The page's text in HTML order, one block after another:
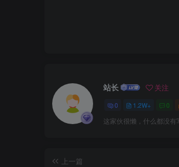
站长 关注
0 1.2W+ 0
这家伙很懒，什么都没有
上一篇